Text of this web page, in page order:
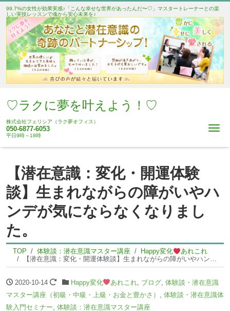
99.7%の女性が効果実感♪「こんな幸せな世界があったんだ〜♡」マスタートレーナーとの楽
しい実技レッスンで魂から安心未来を♪
♡ラクに夢を叶えよう！♡
株式会社フェリシア（ラク夢オフィス）
050-6877-6053
平日9時～18時
【潜在意識：変化・開運体験
談】生まれながらの障がいやハ
ンデが気にならなくなりまし
た。
TOP 体験談：潜在意識マスター講座 Happy変化
あれこれ
【潜在意識：変化・開運体験談】生まれながらの障がいやハンデが気にならなくなりました。
2020-10-14 Happy変化 あれこれ ブログ ,体験談・潜在意識
マスター講座（初級・中級・上級・お金と豊かさ）
体験談・潜在意識体
験入門セミナー 体験談：潜在意識マスター講座